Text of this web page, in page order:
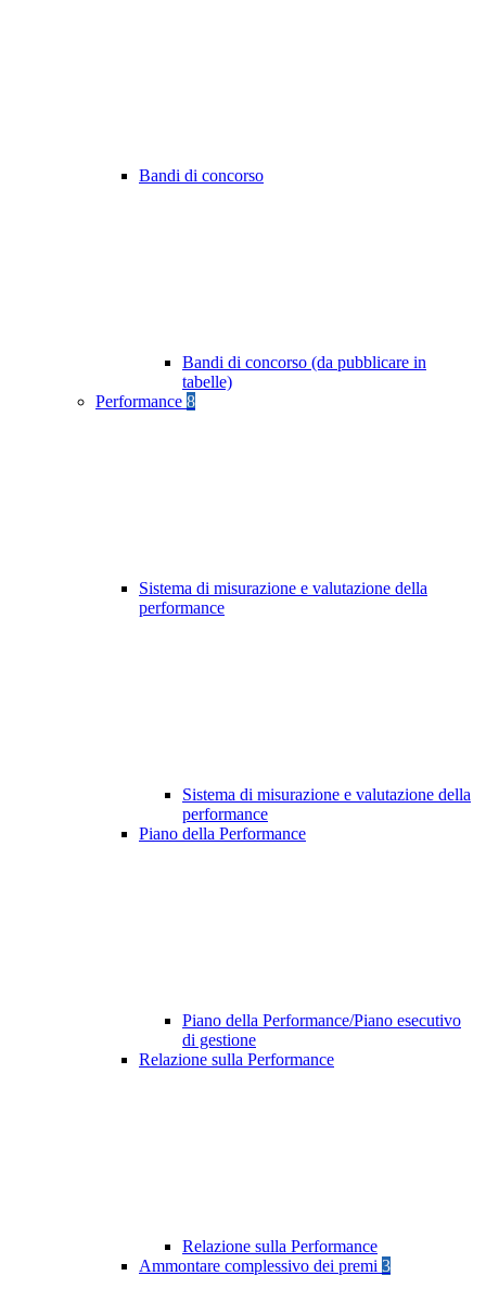
Bandi di concorso
Bandi di concorso (da pubblicare in
tabelle)
Performance 8
Sistema di misurazione e valutazione della
performance
Sistema di misurazione e valutazione della
performance
Piano della Performance
Piano della Performance/Piano esecutivo
di gestione
Relazione sulla Performance
Relazione sulla Performance
Ammontare complessivo dei premi 3